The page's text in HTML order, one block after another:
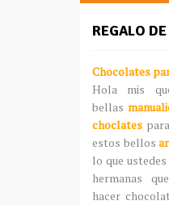
REGALO
Chocolates
Hola mis
bellas
choclates
estos bellos
lo que
hermanas
hacer